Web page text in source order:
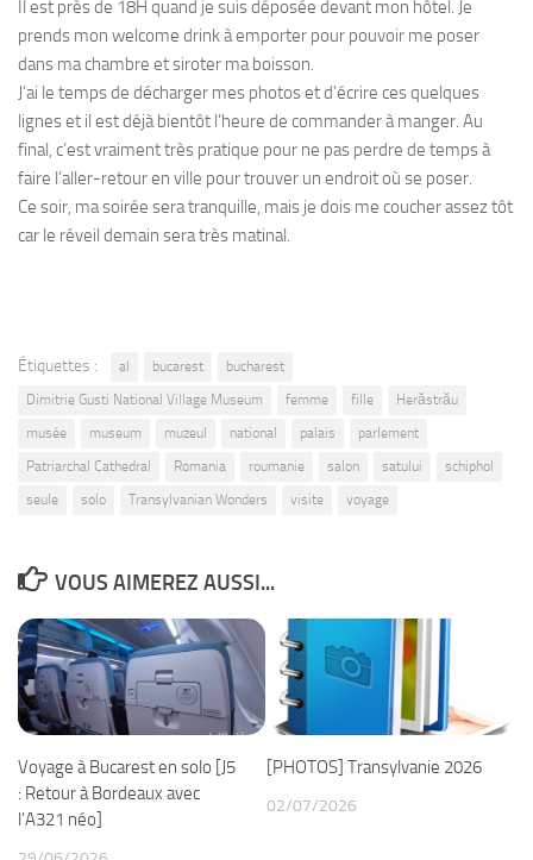
Il est près de 18H quand je suis déposée devant mon hôtel. Je
prends mon welcome drink à emporter pour pouvoir me poser
dans ma chambre et siroter ma boisson.
J’ai le temps de décharger mes photos et d’écrire ces quelques
lignes et il est déjà bientôt l’heure de commander à manger. Au
final, c’est vraiment très pratique pour ne pas perdre de temps à
faire l’aller-retour en ville pour trouver un endroit où se poser.
Ce soir, ma soirée sera tranquille, mais je dois me coucher assez tôt
car le réveil demain sera très matinal.
Étiquettes : al bucarest
bucharest
Dimitrie Gusti National Village Museum
femme fille
Herăstrău
musée
museum muzeul national palais
parlement
Patriarchal Cathedral
Romania roumanie salon satului
schiphol
seule
solo Transylvanian Wonders visite voyage
VOUS AIMEREZ AUSSI...
Voyage à Bucarest en solo [J5
: Retour à Bordeaux avec
l’A321 néo]
[PHOTOS] Transylvanie 2026
02/07/2026